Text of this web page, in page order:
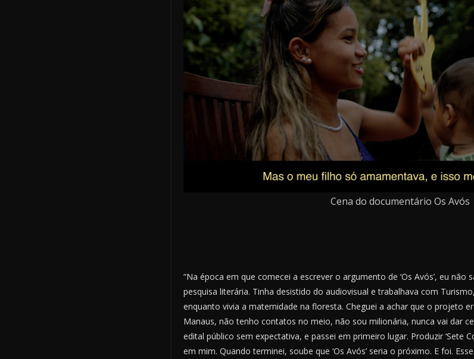
Cena do documentário Os Avós
“Na época em que comecei a escrever o argumento de ‘Os Avós’, eu não
pesquisa literária. Tinha desistido do audiovisual e trabalhava com
enquanto vivia a maternidade na floresta. Cheguei a achar que o projeto
Manaus, não tenho contatos no meio, não sou milionária, nunca vai dar
edital público sem expectativa, e passei em primeiro lugar. Produzir ‘Sete
em mim. Quando terminei, soube que ‘Os Avós’ seria o próximo. E foi.